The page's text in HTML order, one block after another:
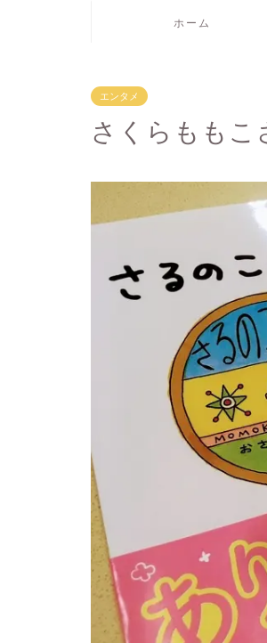
ホーム
エンタメ
さくらももこ